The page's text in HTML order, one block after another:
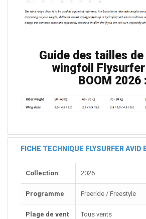
Guide des tailles
wingfoil Flysurfer
BOOM 2026 :
FICHE TECHNIQUE FLYSURFER AVID
Collection 2026
Programme Freeride / Freestyle
Plage de vent Tous vents